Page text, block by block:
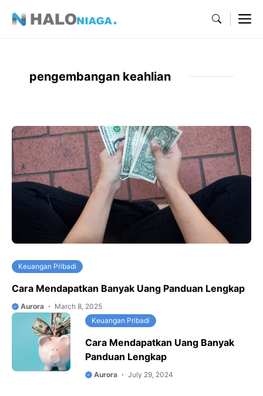
pengembangan keahlian
Keuangan Pribadi
Cara Mendapatkan Banyak Uang Panduan Lengkap
Aurora
March 8, 2025
Keuangan Pribadi
Cara Mendapatkan Uang Banyak
Panduan Lengkap
Aurora July 29, 2024